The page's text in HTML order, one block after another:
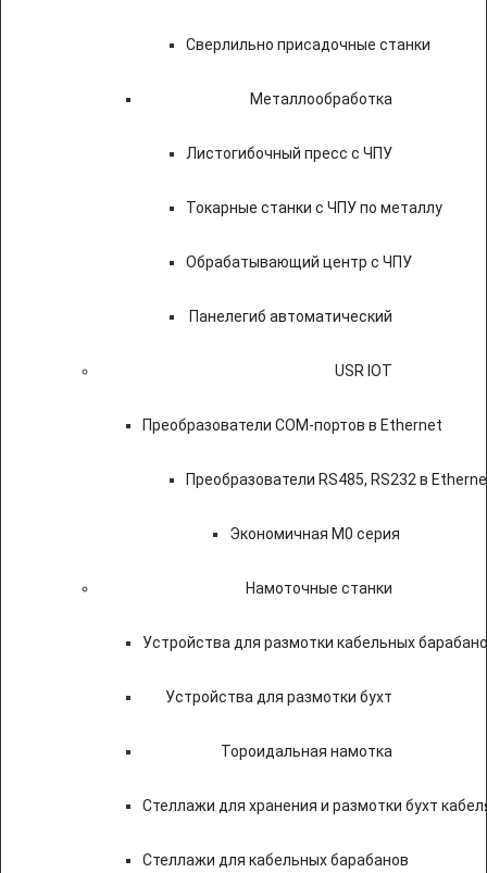
Сверлильно присадочные станки
Металлообработка
Листогибочный пресс с ЧПУ
Токарные станки с ЧПУ по металлу
Обрабатывающий центр с ЧПУ
Панелегиб автоматический
USR IOT
Преобразователи COM-портов в Ethernet
Преобразователи RS485, RS232 в
Экономичная M0 серия
Намоточные станки
Устройства для размотки кабельных
Устройства для размотки бухт
Тороидальная намотка
Стеллажи для хранения и размотки бухт
Стеллажи для кабельных барабанов